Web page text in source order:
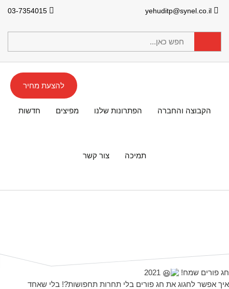
להצעת מחיר
הקבוצה והחברה הפתרונות שלנו מפיצים חדשות
תמיכה צור קשר
חג פורים שמח!
איך אפשר לחגוג את חג פורים בלי תחרות תחפושות?! בלי שאחד